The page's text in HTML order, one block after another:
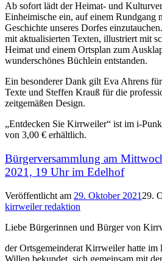
Ab sofort lädt der Heimat- und
Einheimische ein, auf einem Rundgang
Geschichte unseres Dorfes
mit aktualisierten Texten, illustriert mit
Heimat und einem Ortsplan zum
wunderschönes Büchlein entstanden.
Ein besonderer Dank gilt Eva Ahrens
Texte und Steffen Krauß für die
zeitgemäßen Design.
„Entdecken Sie Kirrweiler“ ist im i-
von 3,00 € erhältlich.
Bürgerversammlung am
2021, 19 Uhr im Edelhof
Veröffentlicht am 29. Oktober 2021 29.
kirrweiler redaktion
Liebe Bürgerinnen und Bürger von
der Ortsgemeinderat Kirrweiler hatte im
Willen bekundet, sich gemeinsam mit